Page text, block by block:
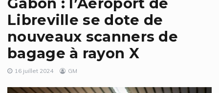
Libreville se dote de
nouveaux scanners de
bagage à rayon X
16 juillet 2024 GM